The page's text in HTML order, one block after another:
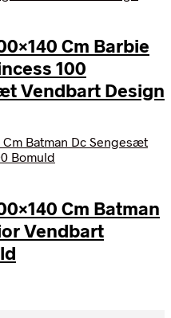
Cm Barbie
100
Vendbart Design
Cm Batman
Vendbart